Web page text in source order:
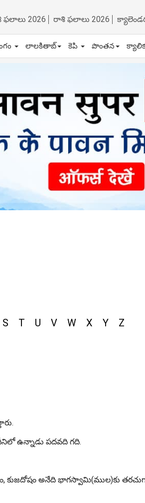
ఫలాలు 2026 రాశి ఫలాలు 2026
లాలకితాబ్ కెపి పొంతన
S T U V W X Y Z
దీనిలో ఉన్నాడు పదవది గది.
కుజదోషం అనేది భాగస్వామి(ముల)కు